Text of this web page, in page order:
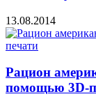
13.08.2014
Рацион
помощью 3D-